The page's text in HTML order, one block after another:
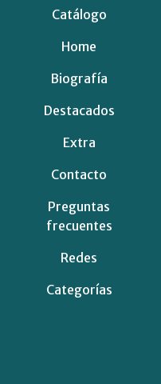
Catálogo
Home
Biografía
Destacados
Extra
Contacto
Preguntas
frecuentes
Redes
Categorías